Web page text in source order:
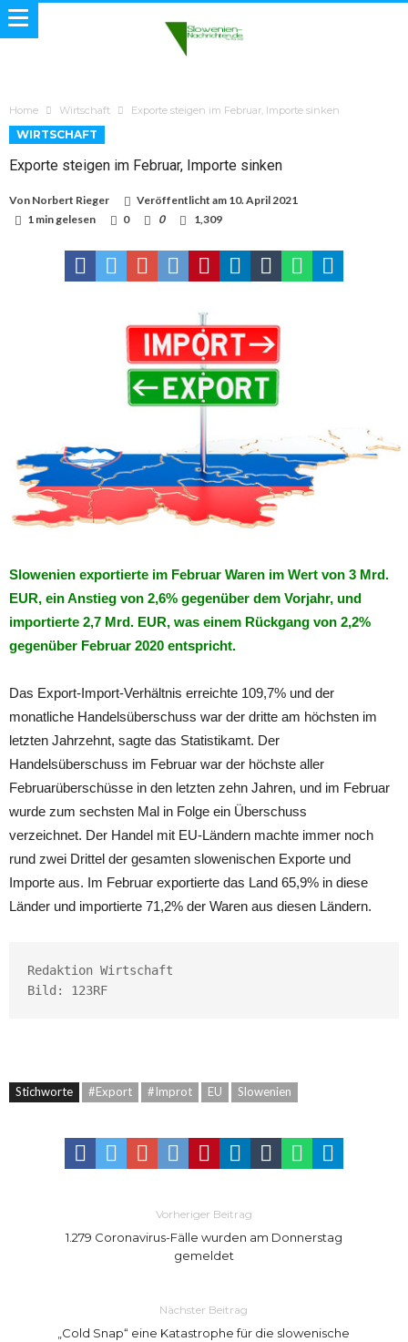
Home Wirtschaft Exporte steigen im Februar, Importe sinken
WIRTSCHAFT
Exporte steigen im Februar, Importe sinken
Von Norbert Rieger Veröffentlicht am 10. April 2021
1 min gelesen
0 0 1,309
Slowenien exportierte im Februar Waren im Wert von 3 Mrd.
EUR, ein Anstieg von 2,6% gegenüber dem Vorjahr, und
importierte 2,7 Mrd. EUR, was einem Rückgang von 2,2%
gegenüber Februar 2020 entspricht.
Das Export-Import-Verhältnis erreichte 109,7% und der
monatliche Handelsüberschuss war der dritte am höchsten im
letzten Jahrzehnt, sagte das Statistikamt. Der
Handelsüberschuss im Februar war der höchste aller
Februarüberschüsse in den letzten zehn Jahren, und im Februar
wurde zum sechsten Mal in Folge ein Überschuss
verzeichnet. Der Handel mit EU-Ländern machte immer noch
rund zwei Drittel der gesamten slowenischen Exporte und
Importe aus. Im Februar exportierte das Land 65,9% in diese
Länder und importierte 71,2% der Waren aus diesen Ländern.
Redaktion Wirtschaft
Bild: 123RF
Stichworte #Export #Improt EU Slowenien
Vorheriger Beitrag
1.279 Coronavirus-Fälle wurden am Donnerstag
gemeldet
Nächster Beitrag
„Cold Snap“ eine Katastrophe für die slowenische